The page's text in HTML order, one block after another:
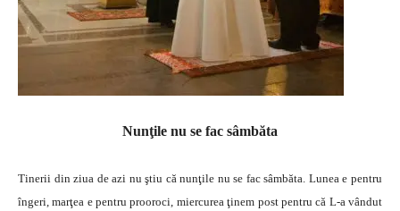
Nunţile nu se fac sâmbăta
Tinerii din ziua de azi nu ştiu că nunţile nu se fac sâmbăta. Lunea e pentru
îngeri, marţea e pentru prooroci, miercurea ţinem post pentru că L-a vândut